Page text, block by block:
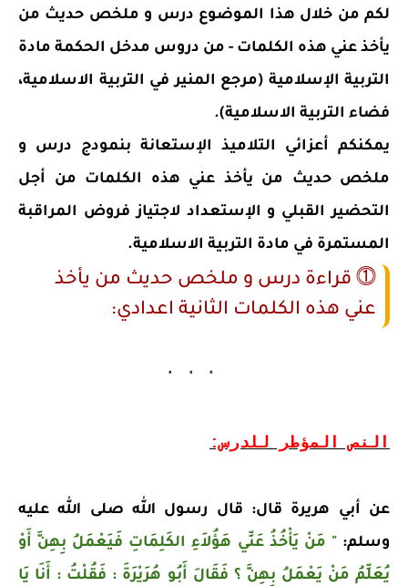
لكم من خلال هذا الموضوع درس و ملخص حديث من
يأخذ عني هذه الكلمات - من دروس مدخل الحكمة مادة
التربية الإسلامية (مرجع المنير في التربية الاسلامية،
فضاء التربية الاسلامية).
يمكنكم أعزائي التلاميذ الإستعانة بنمودج درس و
ملخص حديث من يأخذ عني هذه الكلمات من أجل
التحضير القبلي و الإستعداد لاجتياز فروض المراقبة
المستمرة في مادة التربية الاسلامية.
⓵ قراءة درس و ملخص حديث من يأخذ
عني هذه الكلمات الثانية اعدادي:
النص المؤطر للدرس:
عن أبي هريرة قال: قال رسول الله صلى الله عليه
وسلم: " مَنْ يَأْخُذُ عَنِّي هَؤُلاَءِ الكَلِمَاتِ فَيَعْمَلُ بِهِنَّ أَوْ
يُعَلِّمُ مَنْ يَعْمَلُ بِهِنَّ ؟ فَقَالَ أَبُو هُرَيْرَةَ : فَقُلْتُ : أَنَا يَا